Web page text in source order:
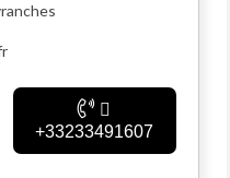
+33233491607